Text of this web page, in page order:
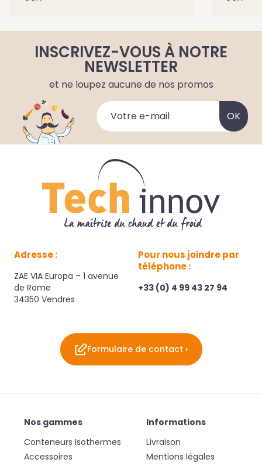
INSCRIVEZ-VOUS À NOTRE
NEWSLETTER
et ne loupez aucune de nos promos
Adresse :
ZAE VIA Europa – 1 avenue
de Rome
34350 Vendres
Pour nous joindre par
téléphone :
+33 (0) 4 99 43 27 94
Formulaire de contact ›
Nos gammes
Conteneurs Isothermes
Accessoires
Informations
Livraison
Mentions légales